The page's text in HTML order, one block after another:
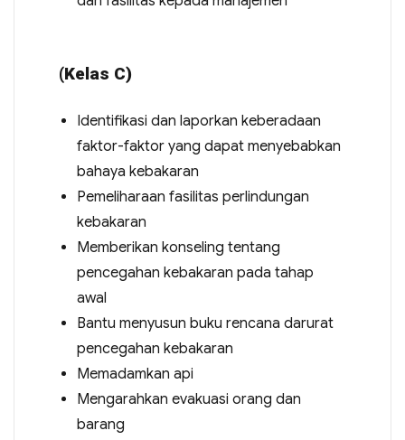
(Kelas C)
Identifikasi dan laporkan keberadaan
faktor-faktor yang dapat menyebabkan
bahaya kebakaran
Pemeliharaan fasilitas perlindungan
kebakaran
Memberikan konseling tentang
pencegahan kebakaran pada tahap
awal
Bantu menyusun buku rencana darurat
pencegahan kebakaran
Memadamkan api
Mengarahkan evakuasi orang dan
barang